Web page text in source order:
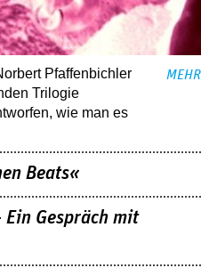
Pfaffenbichler
Trilogie
wie man es
MEHR
Beats«
Gespräch mit